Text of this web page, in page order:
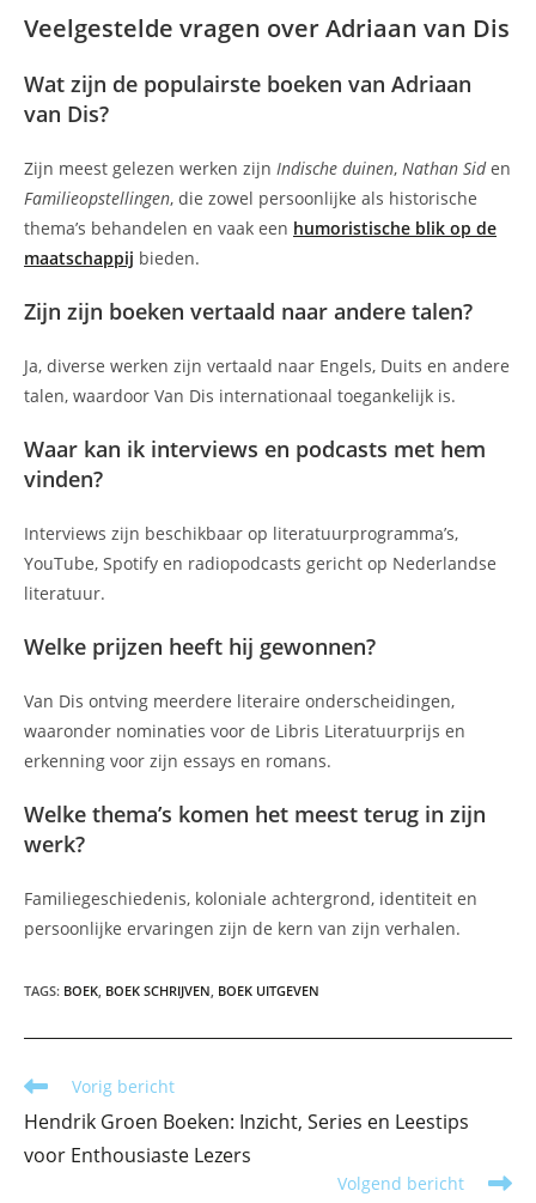
Veelgestelde vragen over Adriaan van Dis
Wat zijn de populairste boeken van Adriaan
van Dis?
Zijn meest gelezen werken zijn Indische duinen, Nathan Siden
Familieopstellingen, die zowel persoonlijke als historische
thema’s behandelen en vaak een humoristische blik op de
maatschappij bieden.
Zijn zijn boeken vertaald naar andere talen?
Ja, diverse werken zijn vertaald naar Engels, Duits en andere
talen, waardoor Van Dis internationaal toegankelijk is.
Waar kan ik interviews en podcasts met hem
vinden?
Interviews zijn beschikbaar op literatuurprogramma’s,
YouTube, Spotify en radiopodcasts gericht op Nederlandse
literatuur.
Welke prijzen heeft hij gewonnen?
Van Dis ontving meerdere literaire onderscheidingen,
waaronder nominaties voor de Libris Literatuurprijs en
erkenning voor zijn essays en romans.
Welke thema’s komen het meest terug in zijn
werk?
Familiegeschiedenis, koloniale achtergrond, identiteit en
persoonlijke ervaringen zijn de kern van zijn verhalen.
TAGS: BOEK BOEK SCHRIJVEN BOEK UITGEVEN
Lees
artikelen
Vorig bericht
Hendrik Groen Boeken: Inzicht, Series en Leestips
voor Enthousiaste Lezers
Volgend bericht